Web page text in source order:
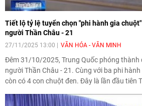
Tiết lộ tỷ lệ tuyển chọn "phi hành gia
người Thần Châu - 21
27/11/2025 13:00 VĂN HÓA - VĂN MINH
Đêm 31/10/2025, Trung Quốc phóng thành
người Thần Châu - 21. Cùng với ba phi
còn có 4 con chuột đen. Đây là lần đầu tiên
thí nghiệm nhằm nghiên cứu sự thay đổi